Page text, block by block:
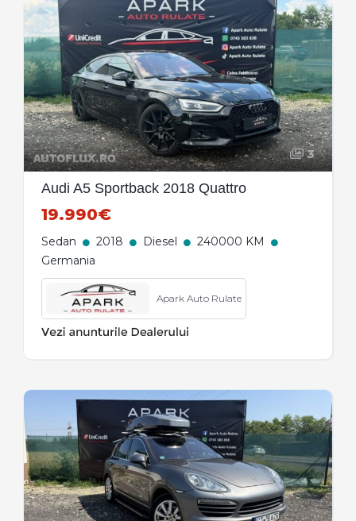
3
Audi A5 Sportback 2018 Quattro
19.990€
Sedan 2018 Diesel
240000 KM
Germania
Apark Auto Rulate